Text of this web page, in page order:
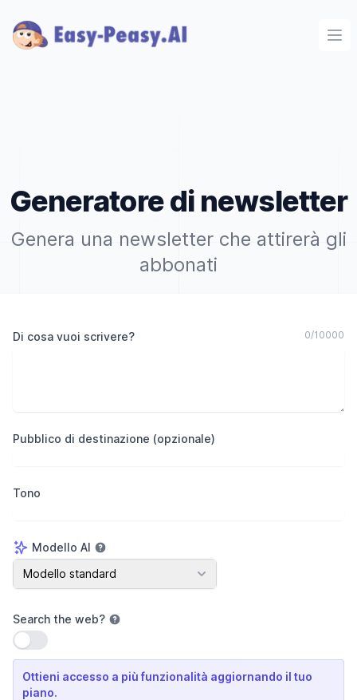
Generatore di newsletter
Genera una newsletter che attirerà gli
abbonati
Di cosa vuoi scrivere? 0/10000
Pubblico di destinazione (opzionale)
Tono
Modello AI
Modello AI
Modello standard
Search the web?
Usa impostazione
Ottieni accesso a più funzionalità aggiornando il tuo
piano.